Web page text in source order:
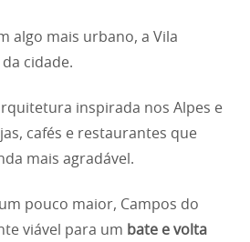
algo mais urbano, a Vila
cidade.
inspirada nos Alpes e
cafés e restaurantes que
mais agradável.
pouco maior, Campos do
viável para um bate e volta